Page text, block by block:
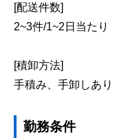
[配送件数]
2~3件/1~2日当たり
[積卸方法]
手積み、手卸しあり
勤務条件